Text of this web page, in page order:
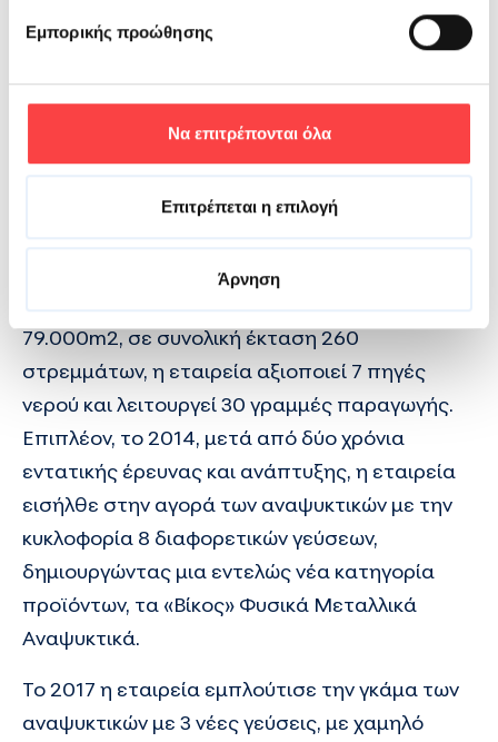
Εμπορικής προώθησης
Να επιτρέπονται όλα
Επιτρέπεται η επιλογή
Άρνηση
Η εταιρεία λειτουργεί τέσσερα υπερσύγχρονα
εργοστάσια με καθετοποιημένη παραγωγή.
προπλάσματα (preforms) και πώματα για τη
79.000m2, σε συνολική έκταση 260
στρεμμάτων, η εταιρεία αξιοποιεί 7 πηγές
νερού και λειτουργεί 30 γραμμές παραγωγής.
Επιπλέον, το 2014, μετά από δύο χρόνια
εντατικής έρευνας και ανάπτυξης, η εταιρεία
εισήλθε στην αγορά των αναψυκτικών με την
κυκλοφορία 8 διαφορετικών γεύσεων,
δημιουργώντας μια εντελώς νέα κατηγορία
προϊόντων, τα «Βίκος» Φυσικά Μεταλλικά
Αναψυκτικά.
Το 2017 η εταιρεία εμπλούτισε την γκάμα των
αναψυκτικών με 3 νέες γεύσεις, με χαμηλό